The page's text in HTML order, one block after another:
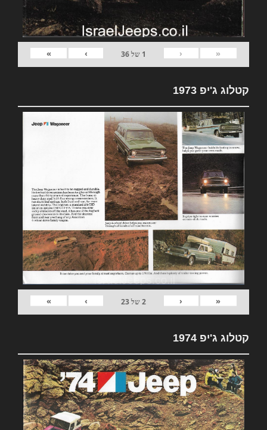
«
‹
1 של36
›
»
קטלוג ג'יפ 1973
«
‹
2של23
›
»
קטלוג ג'יפ 1974